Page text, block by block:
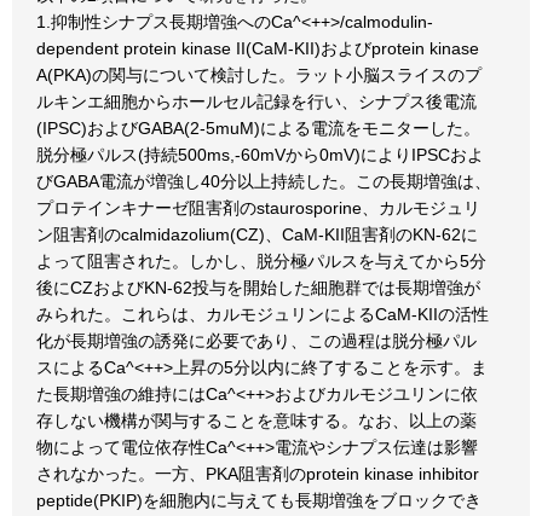
1.抑制性シナプス長期増強へのCa^<++>/calmodulin-
dependent protein kinase II(CaM-KII)およびprotein kinase
A(PKA)の関与について検討した。ラット小脳スライスのプ
ルキンエ細胞からホールセル記録を行い、シナプス後電流
(IPSC)およびGABA(2-5muM)による電流をモニターした。
脱分極パルス(持続500ms,-60mVから0mV)によりIPSCおよ
びGABA電流が増強し40分以上持続した。この長期増強は、
プロテインキナーゼ阻害剤のstaurosporine、カルモジュリ
ン阻害剤のcalmidazolium(CZ)、CaM-KII阻害剤のKN-62に
よって阻害された。しかし、脱分極パルスを与えてから5分
後にCZおよびKN-62投与を開始した細胞群では長期増強が
みられた。これらは、カルモジュリンによるCaM-KIIの活性
化が長期増強の誘発に必要であり、この過程は脱分極パル
スによるCa^<++>上昇の5分以内に終了することを示す。ま
た長期増強の維持にはCa^<++>およびカルモジユリンに依
存しない機構が関与することを意味する。なお、以上の薬
物によって電位依存性Ca^<++>電流やシナプス伝達は影響
されなかった。一方、PKA阻害剤のprotein kinase inhibitor
peptide(PKIP)を細胞内に与えても長期増強をブロックでき